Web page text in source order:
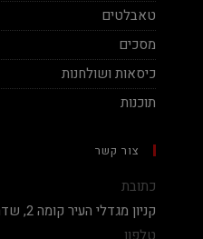
טאבלטים
מסכים
כיסאות ושולחנות
תוכנות
צור קשר
כתובת
קניון מגדלי העיר קומה 2, שדרות יעקב 50, ראשון לציון.
טלפון